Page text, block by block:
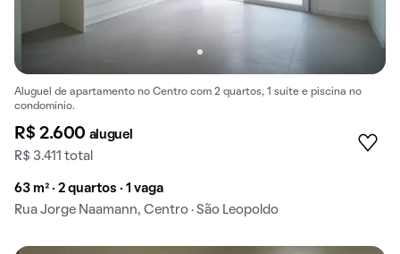
Aluguel de apartamento no Centro com 2 quartos, 1 suíte e piscina no
condomínio.
R$ 2.600 aluguel
R$ 3.411 total
63 m² · 2 quartos · 1 vaga
Rua Jorge Naamann, Centro · São Leopoldo